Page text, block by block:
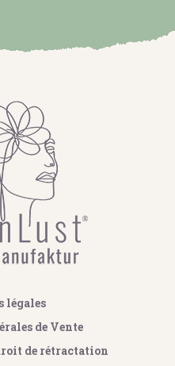
légales
de Vente
de rétractation